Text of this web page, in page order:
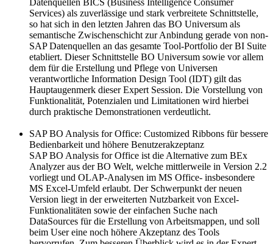
Services) als zuverlässige und stark verbreitete Schnittstelle,
so hat sich in den letzten Jahren das BO Universum als
semantische Zwischenschicht zur Anbindung gerade von non-
SAP Datenquellen an das gesamte Tool-Portfolio der BI Suite
etabliert. Dieser Schnittstelle BO Universum sowie vor allem
dem für die Erstellung und Pflege von Universen
verantwortliche Information Design Tool (IDT) gilt das
Hauptaugenmerk dieser Expert Session. Die Vorstellung von
Funktionalität, Potenzialen und Limitationen wird hierbei
durch praktische Demonstrationen verdeutlicht.
SAP BO Analysis for Office: Customized Ribbons für bessere
Bedienbarkeit und höhere Benutzerakzeptanz
SAP BO Analysis for Office ist die Alternative zum BEx
Analyzer aus der BO Welt, welche mittlerweile in Version 2.2
vorliegt und OLAP-Analysen im MS Office- insbesondere
MS Excel-Umfeld erlaubt. Der Schwerpunkt der neuen
Version liegt in der erweiterten Nutzbarkeit von Excel-
Funktionalitäten sowie der einfachen Suche nach
DataSources für die Erstellung von Arbeitsmappen, und soll
beim User eine noch höhere Akzeptanz des Tools